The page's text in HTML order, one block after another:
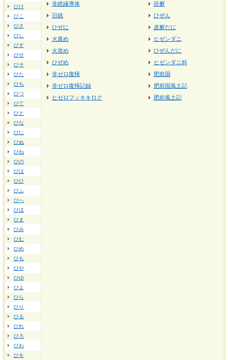
ひけ
ひこ
ひさ
ひし
ひす
ひせ
ひそ
ひた
ひち
ひつ
ひて
ひと
ひな
ひに
ひぬ
ひね
ひの
ひは
ひひ
ひふ
ひへ
ひほ
ひま
ひみ
ひむ
ひめ
ひも
ひや
ひゆ
ひよ
ひら
ひり
ひる
ひれ
ひろ
ひわ
ひを
非絶縁導体
日銭
ひぜに
火責め
火攻め
ひぜめ
非ゼロ復帰
非ゼロ復帰記録
ヒゼロフッキキロク
疥癬
ひぜん
皮癬だに
ヒゼンダニ
ひぜんだに
ヒゼンダニ科
肥前国
肥前国風土記
肥前風土記